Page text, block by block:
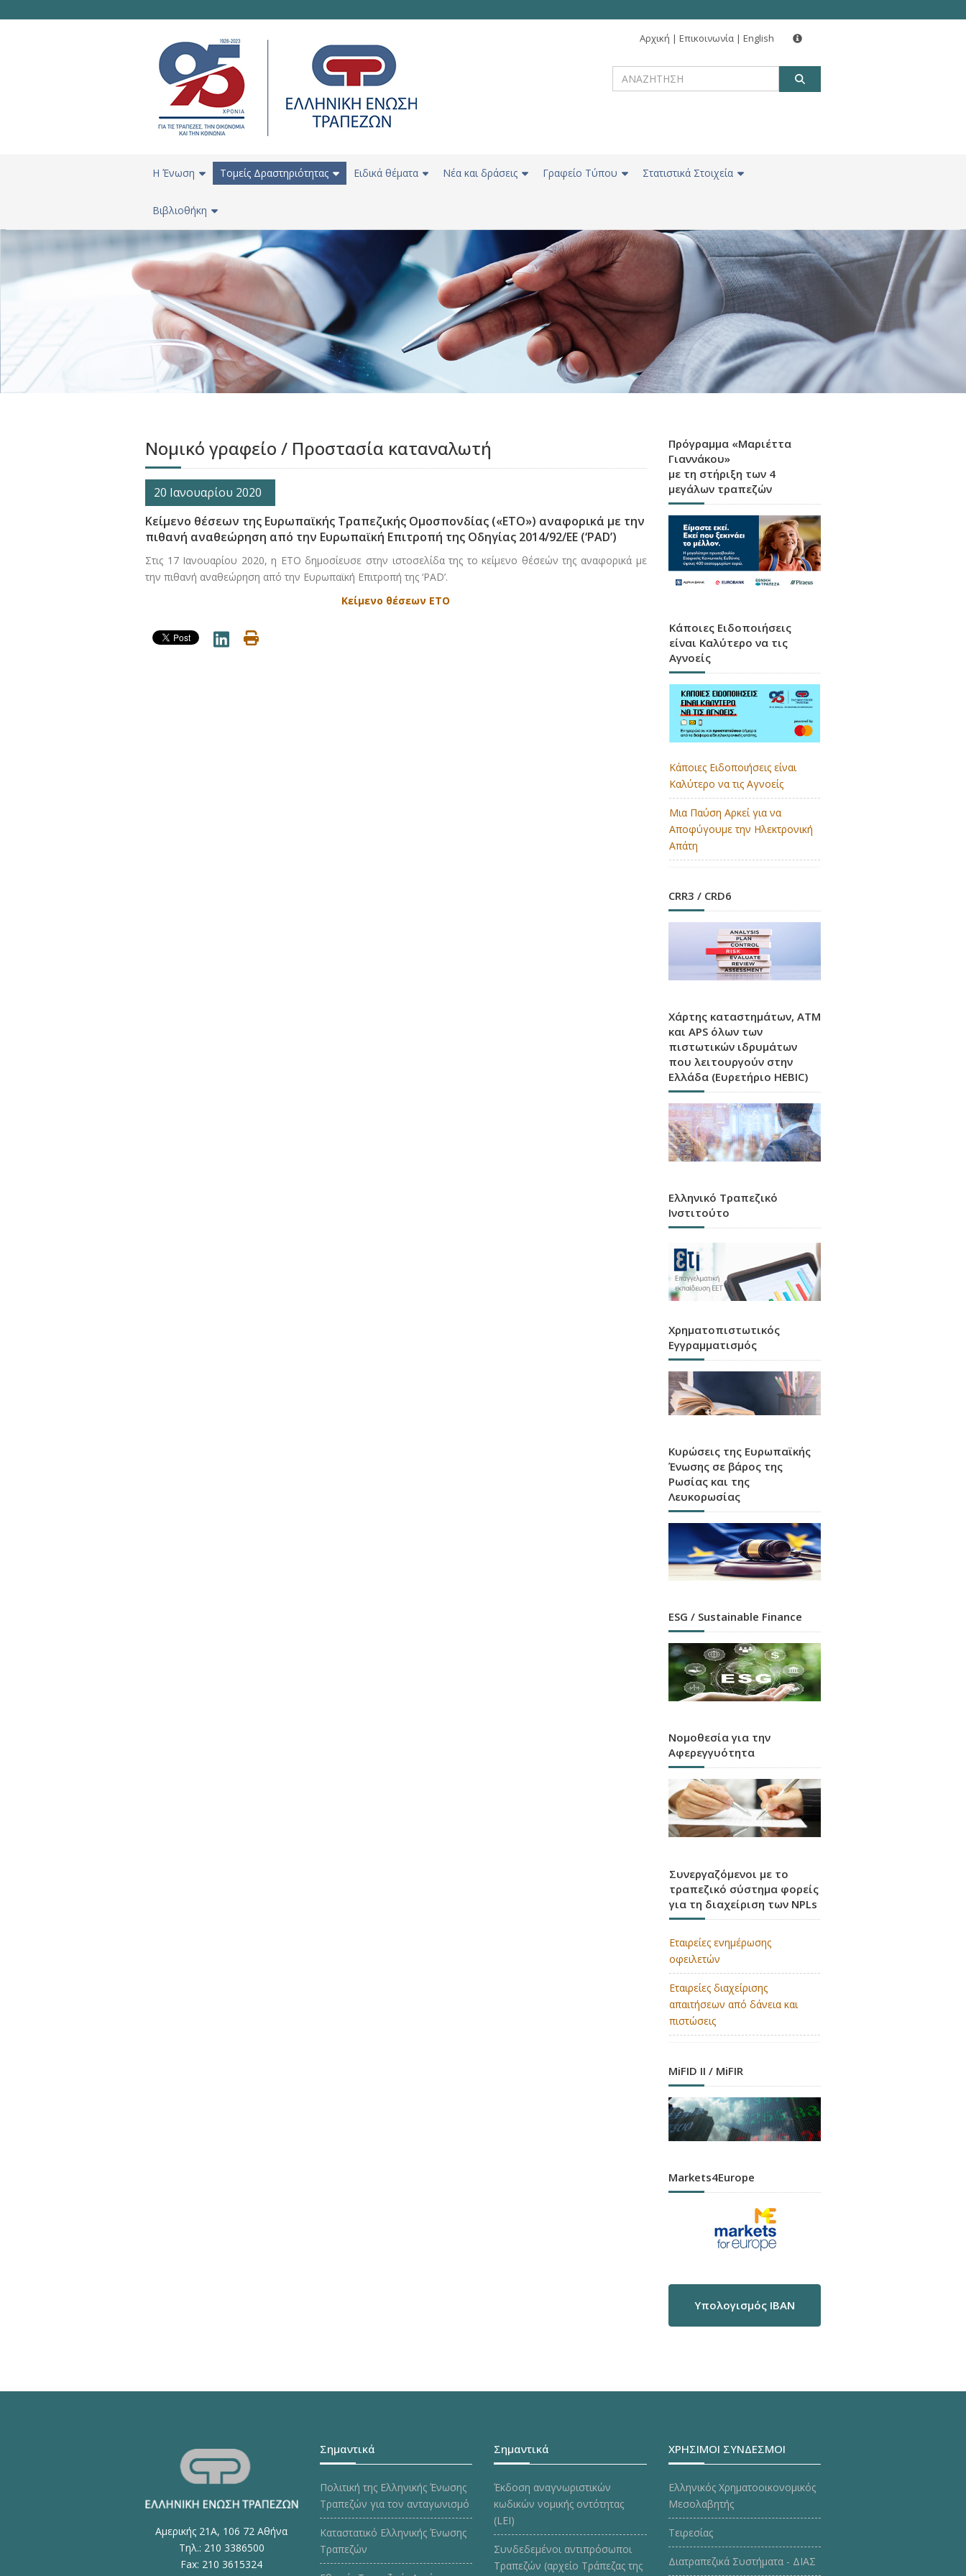
Αρχική | Επικοινωνία | English
H Ένωση Τομείς Δραστηριότητας Ειδικά θέματα Νέα και δράσεις Γραφείο Τύπου Στατιστικά Στοιχεία
Βιβλιοθήκη
Νομικό γραφείο / Προστασία καταναλωτή
20 Ιανουαρίου 2020
Κείμενο θέσεων της Ευρωπαϊκής Τραπεζικής Ομοσπονδίας («ΕΤΟ») αναφορικά με την
πιθανή αναθεώρηση από την Ευρωπαϊκή Επιτροπή της Οδηγίας 2014/92/ΕΕ (‘PAD’)
Στις 17 Ιανουαρίου 2020, η ΕΤΟ δημοσίευσε στην ιστοσελίδα της το κείμενο θέσεών της αναφορικά με
την πιθανή αναθεώρηση από την Ευρωπαϊκή Επιτροπή της ‘PAD’.
Κείμενο θέσεων ΕΤΟ
Πρόγραμμα «Μαριέττα
Γιαννάκου»
με τη στήριξη των 4
μεγάλων τραπεζών
Κάποιες Ειδοποιήσεις
είναι Καλύτερο να τις
Αγνοείς
Κάποιες Ειδοποιήσεις είναι
Καλύτερο να τις Αγνοείς
Μια Παύση Αρκεί για να
Αποφύγουμε την Ηλεκτρονική
Απάτη
CRR3 / CRD6
Χάρτης καταστημάτων, ATM
και APS όλων των
πιστωτικών ιδρυμάτων
που λειτουργούν στην
Ελλάδα (Ευρετήριο HEBIC)
Ελληνικό Τραπεζικό
Ινστιτούτο
Χρηματοπιστωτικός
Εγγραμματισμός
Κυρώσεις της Ευρωπαϊκής
Ένωσης σε βάρος της
Ρωσίας και της
Λευκορωσίας
ESG / Sustainable Finance
Νομοθεσία για την
Αφερεγγυότητα
Συνεργαζόμενοι με το
τραπεζικό σύστημα φορείς
για τη διαχείριση των NPLs
Εταιρείες ενημέρωσης
οφειλετών
Εταιρείες διαχείρισης
απαιτήσεων από δάνεια και
πιστώσεις
MiFID II / MiFIR
Markets4Europe
Υπολογισμός IBAN
Αμερικής 21Α, 106 72 Αθήνα
Τηλ.: 210 3386500
Fax: 210 3615324
Σημαντικά
Πολιτική της Ελληνικής Ένωσης
Τραπεζών για τον ανταγωνισμό
Καταστατικό Ελληνικής Ένωσης
Τραπεζών
Σημαντικά
Έκδοση αναγνωριστικών
κωδικών νομικής οντότητας
(LEI)
Συνδεδεμένοι αντιπρόσωποι
Τραπεζών (αρχείο Τράπεζας της
ΧΡΗΣΙΜΟΙ ΣΥΝΔΕΣΜΟΙ
Ελληνικός Χρηματοοικονομικός
Μεσολαβητής
Τειρεσίας
Διατραπεζικά Συστήματα - ΔΙΑΣ